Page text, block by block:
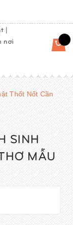
|
nơi
Thốt Nốt Cần
SINH
MẪU